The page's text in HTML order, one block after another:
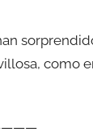
como